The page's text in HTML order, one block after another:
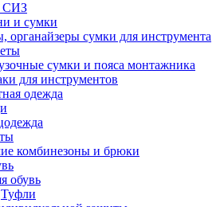
СИЗ
и сумки
органайзеры сумки для инструмента
сумки и пояса монтажника
для инструментов
одежда
комбинезоны и брюки
обувь
Туфли